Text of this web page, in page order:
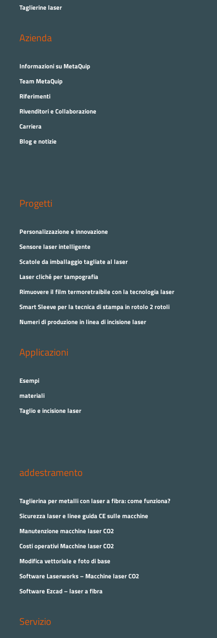
Taglierine laser
Azienda
Informazioni su MetaQuip
Team MetaQuip
Riferimenti
Rivenditori e Collaborazione
Carriera
Blog e notizie
Progetti
Personalizzazione e innovazione
Sensore laser intelligente
Scatole da imballaggio tagliate al laser
Laser cliché per tampografia
Rimuovere il film termoretraibile con la tecnologia laser
Smart Sleeve per la tecnica di stampa in rotolo 2 rotoli
Numeri di produzione in linea di incisione laser
Applicazioni
Esempi
materiali
Taglio e incisione laser
addestramento
Taglierina per metalli con laser a fibra: come funziona?
Sicurezza laser e linee guida CE sulle macchine
Manutenzione macchine laser CO2
Costi operativi Macchine laser CO2
Modifica vettoriale e foto di base
Software Laserworks – Macchine laser CO2
Software Ezcad – laser a fibra
Servizio